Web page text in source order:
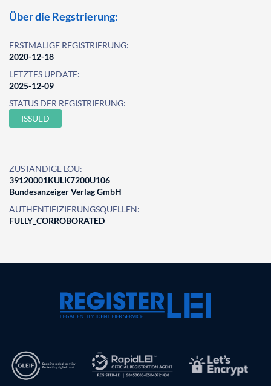
Über die Regstrierung:
ERSTMALIGE REGISTRIERUNG:
2020-12-18
LETZTES UPDATE:
2025-12-09
STATUS DER REGISTRIERUNG:
ISSUED
ZUSTÄNDIGE LOU:
39120001KULK7200U106
Bundesanzeiger Verlag GmbH
AUTHENTIFIZIERUNGSQUELLEN:
FULLY_CORROBORATED